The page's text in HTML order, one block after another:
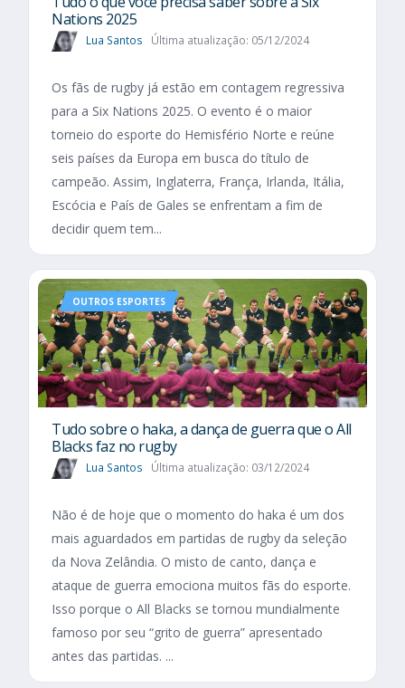
Nations 2025​
Lua Santos Última atualização: 05/12/2024
Os fãs de rugby já estão em contagem regressiva
para a Six Nations 2025. O evento é o maior
torneio do esporte do Hemisfério Norte e reúne
seis países da Europa em busca do título de
campeão. Assim, Inglaterra, França, Irlanda, Itália,
Escócia e País de Gales se enfrentam a fim de
decidir quem tem...
OUTROS ESPORTES
Tudo sobre o haka, a dança de guerra que o All
Blacks faz no rugby
Lua Santos Última atualização: 03/12/2024
Não é de hoje que o momento do haka é um dos
mais aguardados em partidas de rugby da seleção
da Nova Zelândia. O misto de canto, dança e
ataque de guerra emociona muitos fãs do esporte.
Isso porque o All Blacks se tornou mundialmente
famoso por seu “grito de guerra” apresentado
antes das partidas. ...